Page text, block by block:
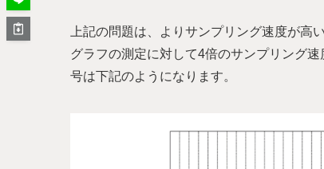
上記の問題は、よりサンプリング速度が
グラフの測定に対して4倍のサンプリング
号は下記のようになります。